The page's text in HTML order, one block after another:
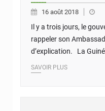
16 août 2018
Il y a trois jours, le
rappeler son
d’explication. La
SAVOIR PLUS